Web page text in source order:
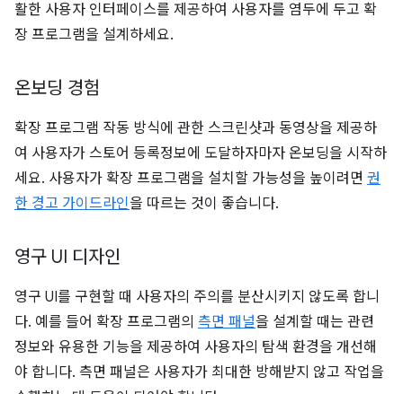
활한 사용자 인터페이스를 제공하여 사용자를 염두에 두고 확
장 프로그램을 설계하세요.
온보딩 경험
확장 프로그램 작동 방식에 관한 스크린샷과 동영상을 제공하
여 사용자가 스토어 등록정보에 도달하자마자 온보딩을 시작하
세요. 사용자가 확장 프로그램을 설치할 가능성을 높이려면 권
한 경고 가이드라인을 따르는 것이 좋습니다.
영구 UI 디자인
영구 UI를 구현할 때 사용자의 주의를 분산시키지 않도록 합니
다. 예를 들어 확장 프로그램의 측면 패널을 설계할 때는 관련
정보와 유용한 기능을 제공하여 사용자의 탐색 환경을 개선해
야 합니다. 측면 패널은 사용자가 최대한 방해받지 않고 작업을